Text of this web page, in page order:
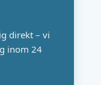
direkt – vi
inom 24